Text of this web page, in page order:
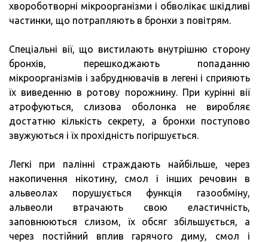
хвороботворні мікроорганізми і обволікає шкідливі
частинки, що потрапляють в бронхи з повітрям.
Спеціальні вії, що вистилають внутрішню сторону
бронхів, перешкоджають попаданню
мікроорганізмів і забруднювачів в легені і сприяють
їх виведенню в ротову порожнину. При курінні вії
атрофуються, слизова оболонка не виробляє
достатню кількість секрету, а бронхи поступово
звужуються і їх прохідність погіршується.
Легкі при палінні страждають найбільше, через
накопичення нікотину, смол і інших речовин в
альвеолах порушується функція газообміну,
альвеоли втрачають свою еластичність,
заповнюються слизом, їх обсяг збільшується, а
через постійний вплив гарячого диму, смол і